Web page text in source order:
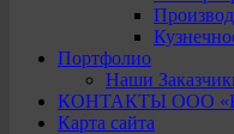
Портфолио
Наши
КОНТАКТЫ ООО
Карта сайта